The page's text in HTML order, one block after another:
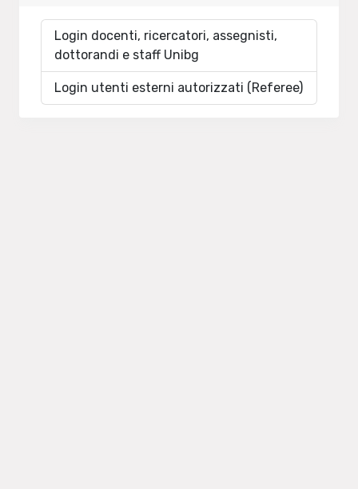
Login docenti, ricercatori, assegnisti,
dottorandi e staff Unibg
Login utenti esterni autorizzati (Referee)